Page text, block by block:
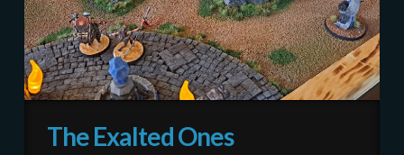
The Exalted Ones